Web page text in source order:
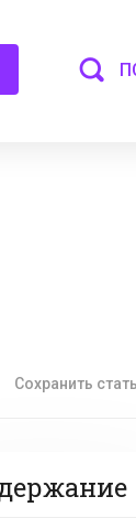
Сохранить